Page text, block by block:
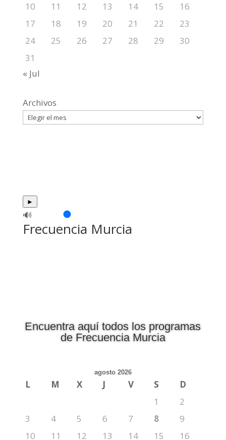
10
11 12 13 14 15
16
17
18 19 20 21 22
23
24
25 26 27 28 29
30
31
« Jul
Archivos
►
🔊
Frecuencia Murcia
Encuentra aquí todos los programas
de Frecuencia Murcia
agosto 2026
L M X J V S
D
1
2
3
4 5 6 7 8
9
10
11 12 13 14 15
16